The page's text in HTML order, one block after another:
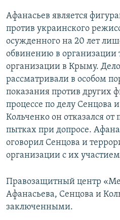
Афанасьев является
против украинского
осужденного на 20 лет
обвинению в организации
организации в Крыму.
рассматривали в особом
показания против других
процессе по делу Сенцова
Кольченко он отказался от
пытках при допросе.
оговорил Сенцова и
организации с их
Правозащитный центр
Афанасьева, Сенцова и
заключенными.